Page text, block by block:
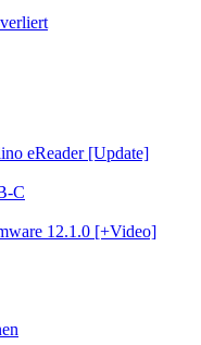
eReader [Update]
C
12.1.0 [+Video]